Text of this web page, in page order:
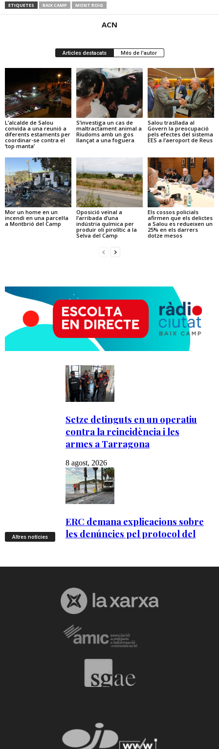
ETIQUETES BAIX CAMP MONT ROIG
ACN
Articles destacats Més de l'autor
L’alcalde de Salou
convida a una reunió a
diferents estaments per
coordinar-se contra el
‘top manta’
S’investiga un cas de
maltractament animal a
Riudoms amb un gos
llançat a una foguera
Salou trasllada al
Govern la preocupació
pels efectes del sistema
EES a l’aeroport de Reus
Mor un home en un
incendi en una parcel·la
a Montbrió del Camp
Oposició veïnal a
l’arribada d’una
indústria química per
produir oli pirolític a la
Selva del Camp
Els cossos policials
afirmen que els delictes
a Salou es redueixen un
25% en els darrers
dotze mesos
Altres notícies